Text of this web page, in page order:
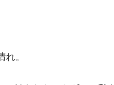
。